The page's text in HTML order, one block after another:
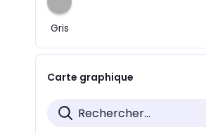
Gris
Carte graphique